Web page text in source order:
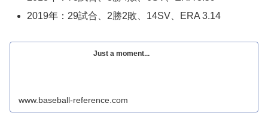
2019年：29試合、2勝2敗、14SV、ERA 3.14
Just a moment...
www.baseball-reference.com